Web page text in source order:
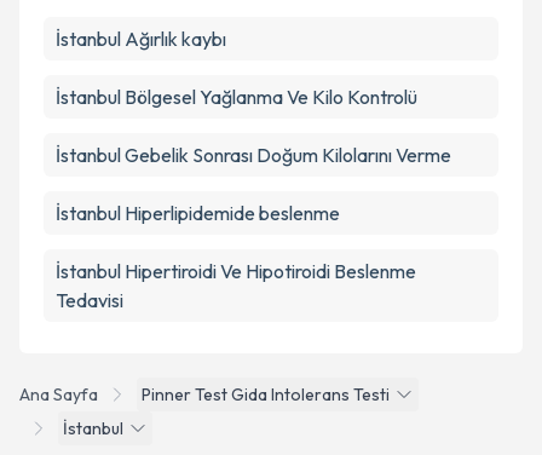
Ana Sayfa
Pinner Test Gida Intolerans Testi
İstanbul
İstanbul Ağırlık kaybı
İstanbul Bölgesel Yağlanma Ve Kilo Kontrolü
İstanbul Gebelik Sonrası Doğum Kilolarını Verme
İstanbul Hiperlipidemide beslenme
İstanbul Hipertiroidi Ve Hipotiroidi Beslenme
Tedavisi